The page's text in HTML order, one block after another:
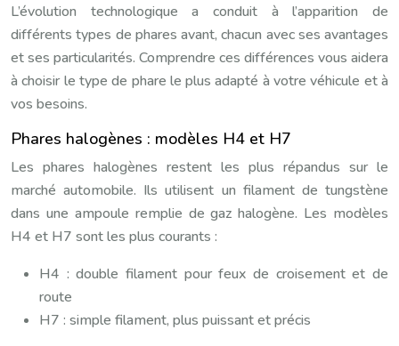
L’évolution technologique a conduit à l’apparition de
différents types de phares avant, chacun avec ses avantages
et ses particularités. Comprendre ces différences vous aidera
à choisir le type de phare le plus adapté à votre véhicule et à
vos besoins.
Phares halogènes : modèles H4 et H7
Les phares halogènes restent les plus répandus sur le
marché automobile. Ils utilisent un filament de tungstène
dans une ampoule remplie de gaz halogène. Les modèles
H4 et H7 sont les plus courants :
H4 : double filament pour feux de croisement et de
route
H7 : simple filament, plus puissant et précis